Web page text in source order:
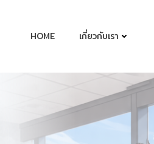
HOME เกี่ยวกับเรา